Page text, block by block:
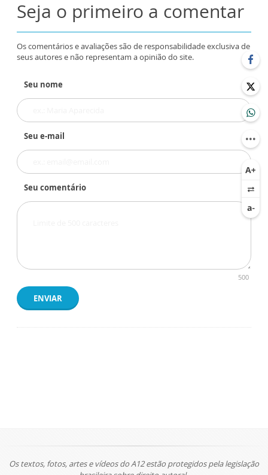
Seja o primeiro a comentar
Os comentários e avaliações são de responsabilidade exclusiva de
seus autores e não representam a opinião do site.
Seu nome
Seu e-mail
Seu comentário
500
ENVIAR
Os textos, fotos, artes e vídeos do A12 estão protegidos pela legislação